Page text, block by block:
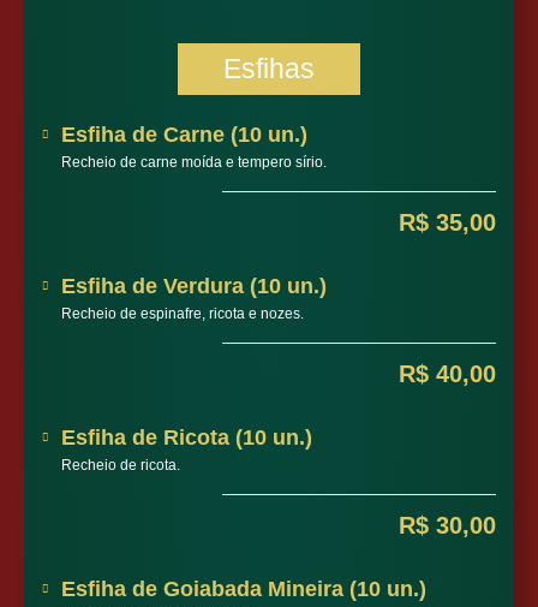
Esfihas
Esfiha de Carne (10 un.)
Recheio de carne moída e tempero sírio.
R$ 35,00
Esfiha de Verdura (10 un.)
Recheio de espinafre, ricota e nozes.
R$ 40,00
Esfiha de Ricota (10 un.)
Recheio de ricota.
R$ 30,00
Esfiha de Goiabada Mineira (10 un.)